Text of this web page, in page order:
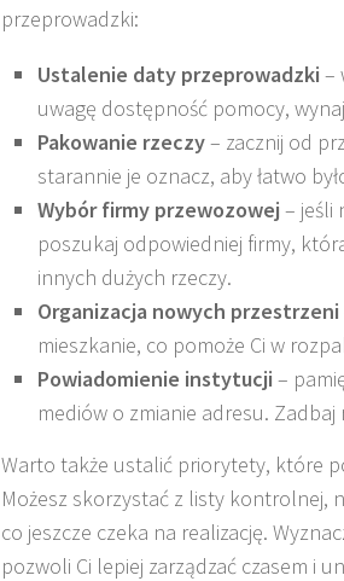
przeprowadzki:
Ustalenie daty przeprowadzki –
uwagę dostępność pomocy,
Pakowanie rzeczy– zacznij od
starannie je oznacz, aby łatwo
Wybór firmy przewozowej – jeśli
poszukaj odpowiedniej firmy,
innych dużych rzeczy.
Organizacja nowych przestrzeni
mieszkanie, co pomoże Ci w
Powiadomienie instytucji –
mediów o zmianie adresu.
Warto także ustalić priorytety, które
Możesz skorzystać z listy kontrolnej,
co jeszcze czeka na realizację.
pozwoli Ci lepiej zarządzać czasem i